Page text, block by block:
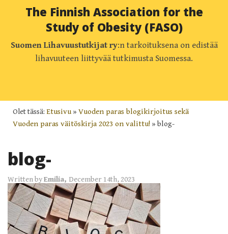
The Finnish Association for the
Study of Obesity (FASO)
Suomen Lihavuustutkijat ry:n tarkoituksena on edistää
lihavuuteen liittyvää tutkimusta Suomessa.
Olet tässä: Etusivu » Vuoden paras blogikirjoitus sekä
Vuoden paras väitöskirja 2023 on valittu! » blog-
blog-
Written byEmilia, December 14th, 2023